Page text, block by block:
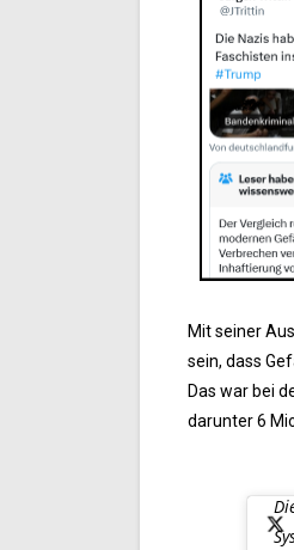
Mit seiner
sein, dass
Das war bei
darunter 6